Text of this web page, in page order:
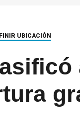
UBICACIÓN